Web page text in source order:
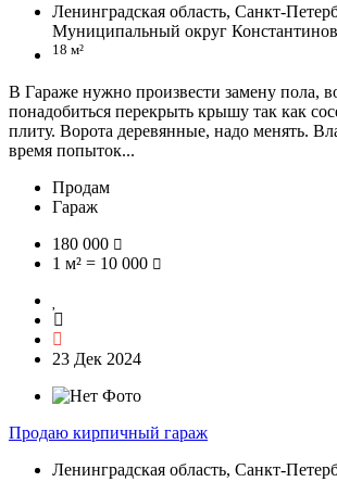
Ленинградская область, Санкт-
Муниципальный округ
18 м²
В Гараже нужно произвести замену пола,
понадобиться перекрыть крышу так как
плиту. Ворота деревянные, надо менять.
время попыток...
Продам
Гараж
180 000
1 м² = 10 000
23 Дек 2024
Продаю кирпичный гараж
Ленинградская область, Санкт-